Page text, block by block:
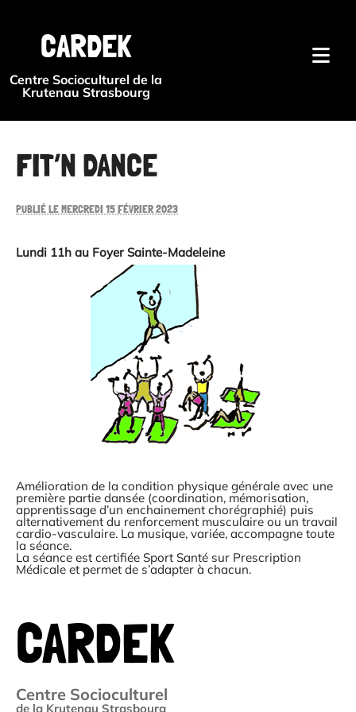
CARDEK
Centre Socioculturel de la
Krutenau Strasbourg
FIT’N DANCE
PUBLIÉ LE MERCREDI 15 FÉVRIER 2023
Lundi 11h au Foyer Sainte-Madeleine
Amélioration de la condition physique générale avec une
première partie dansée (coordination, mémorisation,
apprentissage d’un enchainement chorégraphié) puis
alternativement du renforcement musculaire ou un travail
cardio-vasculaire. La musique, variée, accompagne toute
la séance.
La séance est certifiée Sport Santé sur Prescription
Médicale et permet de s’adapter à chacun.
CARDEK
Centre Socioculturel
de la Krutenau Strasbourg